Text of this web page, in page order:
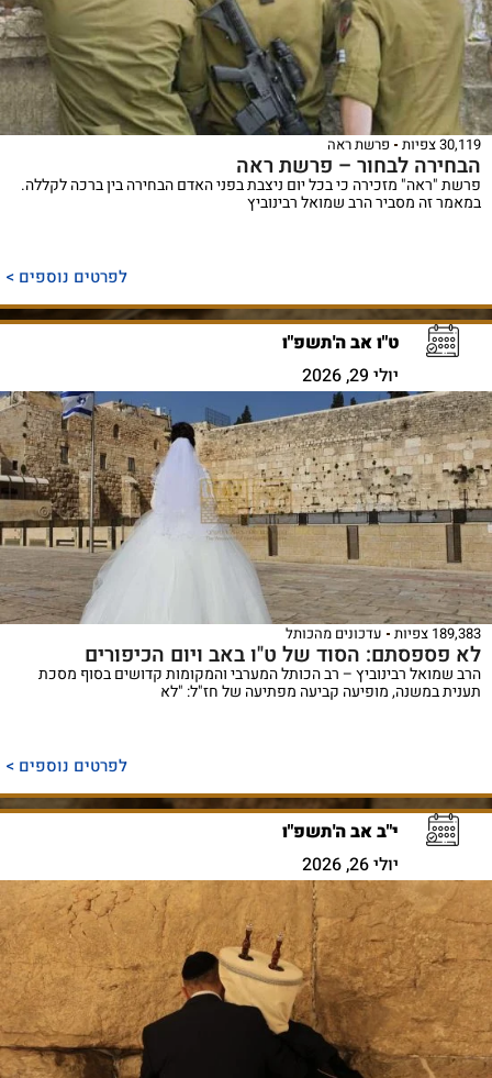
30,119 צפיות פרשת ראה
הבחירה לבחור – פרשת ראה
פרשת "ראה" מזכירה כי בכל יום ניצבת בפני האדם הבחירה בין ברכה לקללה.
במאמר זה מסביר הרב שמואל רבינוביץ
לפרטים נוספים >
ט"ו אב ה'תשפ"ו
יולי 29, 2026
189,383 צפיות עדכונים מהכותל
לא פספסתם: הסוד של ט"ו באב ויום הכיפורים
הרב שמואל רבינוביץ – רב הכותל המערבי והמקומות קדושים בסוף מסכת
תענית במשנה, מופיעה קביעה מפתיעה של חז"ל: "לא
לפרטים נוספים >
י"ב אב ה'תשפ"ו
יולי 26, 2026